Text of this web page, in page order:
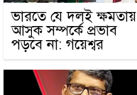
ভারতে যে দলই ক্ষমতায়
আসুক সম্পর্কে প্রভাব
পড়বে না: গয়েশ্বর